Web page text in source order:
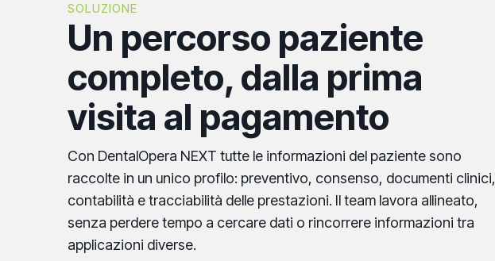
SOLUZIONE
Un percorso paziente
completo, dalla prima
visita al pagamento
Con DentalOpera NEXT tutte le informazioni del paziente sono
raccolte in un unico profilo: preventivo, consenso, documenti clinici,
contabilità e tracciabilità delle prestazioni. Il team lavora allineato,
senza perdere tempo a cercare dati o rincorrere informazioni tra
applicazioni diverse.